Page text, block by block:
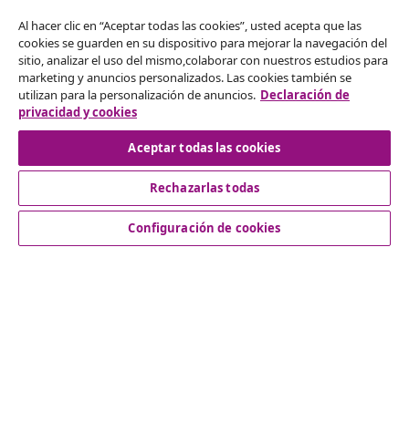
Desistir del contrato
Solicita la cancelación de tu pedido.
Desistir del contrato
Servicio al Cliente
Al hacer clic en “Aceptar todas las cookies”, usted acepta que las
cookies se guarden en su dispositivo para mejorar la navegación del
sitio, analizar el uso del mismo,colaborar con nuestros estudios para
marketing y anuncios personalizados. Las cookies también se
utilizan para la personalización de anuncios. Declaración de
privacidad y cookies
Aceptar todas las cookies
Rechazarlas todas
Configuración de cookies